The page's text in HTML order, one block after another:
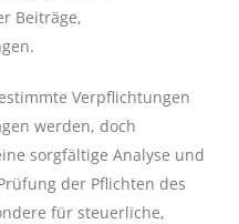
Beiträge,
Verpflichtungen
werden, doch
sorgfältige Analyse und
der Pflichten des
für steuerliche,